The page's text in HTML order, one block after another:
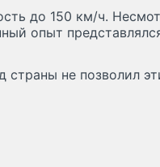
до 150 км/ч.
опыт
не позволил